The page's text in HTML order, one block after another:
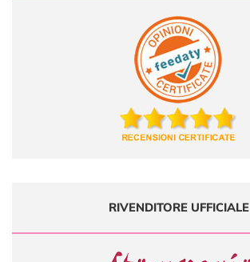
RIVENDITORE UFFICIALE